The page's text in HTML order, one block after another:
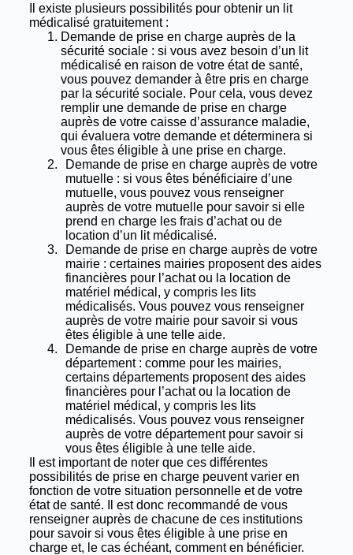
Il existe plusieurs possibilités pour obtenir un lit
médicalisé gratuitement :
Demande de prise en charge auprès de la
sécurité sociale : si vous avez besoin d’un lit
médicalisé en raison de votre état de santé,
vous pouvez demander à être pris en charge
par la sécurité sociale. Pour cela, vous devez
remplir une demande de prise en charge
auprès de votre caisse d’assurance maladie,
qui évaluera votre demande et déterminera si
vous êtes éligible à une prise en charge.
Demande de prise en charge auprès de votre
mutuelle : si vous êtes bénéficiaire d’une
mutuelle, vous pouvez vous renseigner
auprès de votre mutuelle pour savoir si elle
prend en charge les frais d’achat ou de
location d’un lit médicalisé.
Demande de prise en charge auprès de votre
mairie : certaines mairies proposent des aides
financières pour l’achat ou la location de
matériel médical, y compris les lits
médicalisés. Vous pouvez vous renseigner
auprès de votre mairie pour savoir si vous
êtes éligible à une telle aide.
Demande de prise en charge auprès de votre
département : comme pour les mairies,
certains départements proposent des aides
financières pour l’achat ou la location de
matériel médical, y compris les lits
médicalisés. Vous pouvez vous renseigner
auprès de votre département pour savoir si
vous êtes éligible à une telle aide.
Il est important de noter que ces différentes
possibilités de prise en charge peuvent varier en
fonction de votre situation personnelle et de votre
état de santé. Il est donc recommandé de vous
renseigner auprès de chacune de ces institutions
pour savoir si vous êtes éligible à une prise en
charge et, le cas échéant, comment en bénéficier.